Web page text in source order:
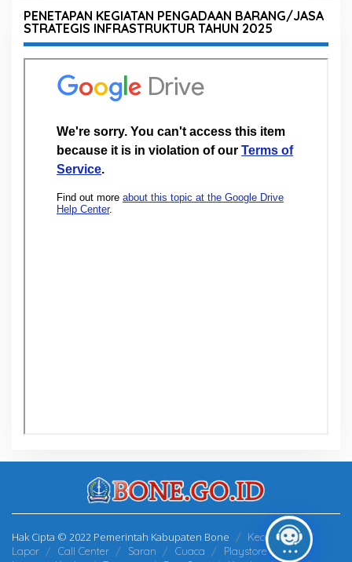
PENETAPAN KEGIATAN PENGADAAN BARANG/JASA
STRATEGIS INFRASTRUKTUR TAHUN 2025
Hak Cipta © 2022 Pemerintah Kabupaten Bone
Kecamatan
Lapor
Call Center Saran Cuaca
Playstore